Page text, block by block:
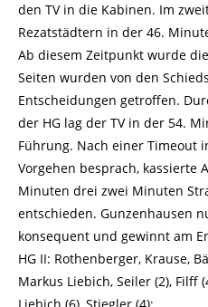
den TV in die Kabinen. Im
Rezatstädtern in der 46.
Ab diesem Zeitpunkt wurde
Seiten wurden von den
Entscheidungen getroffen.
der HG lag der TV in der 54.
Führung. Nach einer Timeout
Vorgehen besprach, kassierte
Minuten drei zwei Minuten
entschieden. Gunzenhausen
konsequent und gewinnt am
HG II: Rothenberger, Krause,
Markus Liebich, Seiler (2), Filff